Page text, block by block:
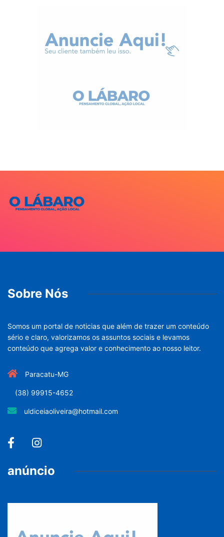
Sobre Nós
Somos um portal de noticias que além de trazer um conteúdo
sério e claro, valorizamos os assuntos sociais e levamos
conteúdo que agrega valor e conhecimento ao nosso leitor.
Paracatu-MG
(38) 99915-4652
uldiceiaoliveira@hotmail.com
anúncio